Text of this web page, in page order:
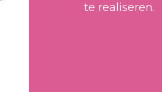
te realiseren.